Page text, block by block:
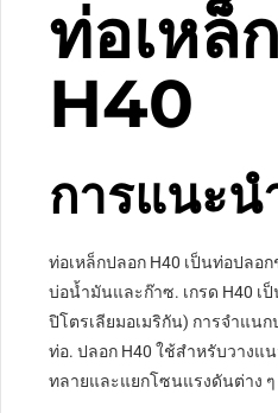
ท่อเหล็
H40
การแนะน
ท่อเหล็กปลอก H40 เป็นท่อปลอ
บ่อน้ำมันและก๊าซ. เกรด H40 เ
ปิโตรเลียมอเมริกัน) การจำแน
ท่อ. ปลอก H40 ใช้สำหรับวางแ
ทลายและแยกโซนแรงดันต่าง